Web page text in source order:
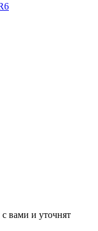
вами и уточнят